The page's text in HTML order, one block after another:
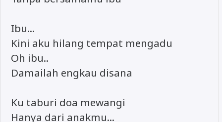
Ibu...
Kini aku hilang tempat mengadu
Oh ibu..
Damailah engkau disana
Ku taburi doa mewangi
Hanya dari anakmu...